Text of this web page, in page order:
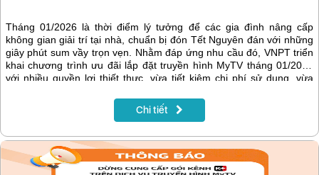
Tháng 01/2026 là thời điểm lý tưởng để các gia đình nâng cấp
không gian giải trí tại nhà, chuẩn bị đón Tết Nguyên đán với những
giây phút sum vầy trọn vẹn. Nhằm đáp ứng nhu cầu đó, VNPT triển
khai chương trình ưu đãi lắp đặt truyền hình MyTV tháng 01/2026
với nhiều quyền lợi thiết thực, vừa tiết kiệm chi phí sử dụng, vừa
Chi tiết